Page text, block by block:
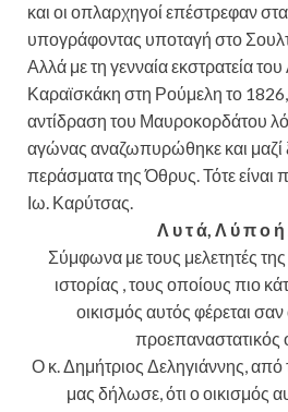
και οι οπλαρχηγοί επέστρεφαν
υπογράφοντας υποταγή στο
Αλλά με τη γενναία εκστρατεία
Καραϊσκάκη στη Ρούμελη το
αντίδραση του Μαυροκορδάτου
αγώνας αναζωπυρώθηκε και μαζί
περάσματα της Όθρυς. Τότε είναι
Ιω. Καρύτσας.
Λ υ τ ά, Λ ύ π ο ή
Σύμφωνα με τους μελετητές
ιστορίας , τους οποίους πιο
οικισμός αυτός φέρεται
προεπαναστατικός
Ο κ. Δημήτριος Δεληγιάννης, από
μας δήλωσε, ότι ο οικισμός